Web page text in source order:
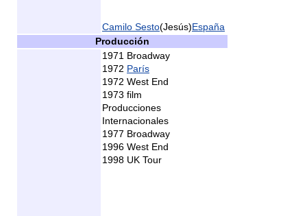
Camilo Sesto(Jesús)España
Producción
1971 Broadway
1972 París
1972 West End
1973 film
Producciones
Internacionales
1977 Broadway
1996 West End
1998 UK Tour